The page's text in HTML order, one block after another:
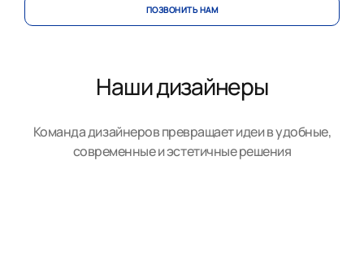
ПОЗВОНИТЬ НАМ
Наши дизайнеры
Команда дизайнеров превращает идеи в удобные,
современные и эстетичные решения